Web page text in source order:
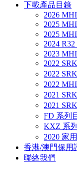
下載產品目錄
2026
2025
2025
2024
2023
2022
2022
2022
2021
2021
FD 系列
KXZ 系
2020 家
香港/澳門保用
聯絡我們